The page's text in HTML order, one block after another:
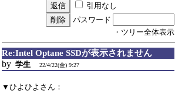
引用なし
パスワード
・ツリー全体表示
Re:Intel Optane SSDが表示されません
by 学生 22/4/22(金) 9:27
▼ひよひよさん：